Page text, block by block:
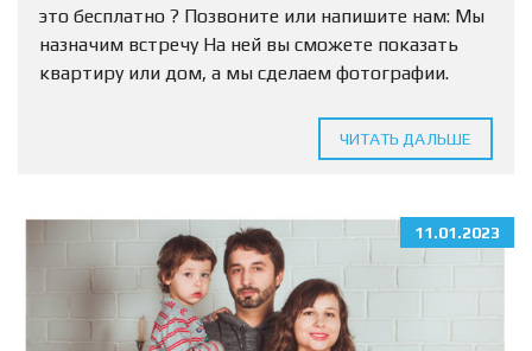
это бесплатно ? Позвоните или напишите нам: Мы
назначим встречу На ней вы сможете показать
квартиру или дом, а мы сделаем фотографии.
ЧИТАТЬ ДАЛЬШЕ
11.01.2023